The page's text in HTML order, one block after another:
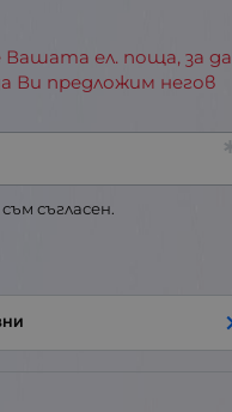
ел. поща, за да
Ви предложим негов
съм съгласен.